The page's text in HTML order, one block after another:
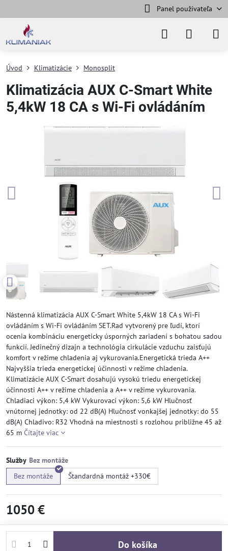
Panel používateľa
Úvod Klimatizácie Monosplit
Klimatizácia AUX C-Smart White
5,4kW 18 CA s Wi-Fi ovládáním
Nástenná klimatizácia AUX C-Smart White 5,4kW 18 CA s Wi-Fi
ovládáním s Wi-Fi ovládáním SET.Rad vytvorený pre ľudí, ktorí
ocenia kombináciu energeticky úsporných zariadení s bohatou sadou
funkcií. Jedinečný dizajn a technológia cirkulácie vzduchu zaisťujú
komfort v režime chladenia aj vykurovania.Energetická trieda A++
Najvyššia trieda energetickej účinnosti v režime chladenia.
Klimatizácie AUX C-Smart dosahujú vysokú triedu energetickej
účinnosti A++ v režime chladenia a A++ v režime vykurovania.
Chladiaci výkon: 5,4 kW Vykurovací výkon: 5,6 kW Hlučnosť
vnútornej jednotky: od 22 dB(A) Hlučnosť vonkajšej jednotky: do 55
dB(A) Chladivo: R32 Vhodná na miestnosti s rozlohou približne 45 až
65 m Čítajte viac
Služby
Bez montáže
Štandardná montáž +330€
1050 €
Do košíka